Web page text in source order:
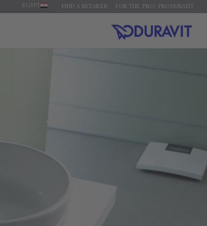
FOR THE 'PRO': PRO.DURAVIT
FIND A RETAILER
EGYPT